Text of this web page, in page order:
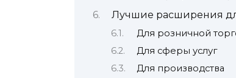
Лучшие расширения
Для розничной
Для сферы услуг
Для производства